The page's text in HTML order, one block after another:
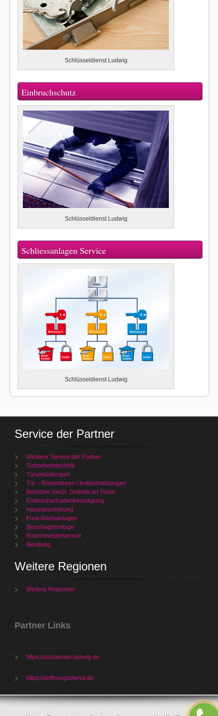
Schlüsseldienst Ludwig
Einbruchschutz
Schlüsseldienst Ludwig
Schliessanlagen Service
Schlüsseldienst Ludwig
Service der Partner
Weiterer Service der Partner
Sicherheitstechnik
Türumrüstungen
Tür – Reparaturen / Instandsetzungen
Beheben mech. Defekte an Türen
Einbruchschadenbeseitigung
Hausabsicherung
Funk Alarmanlagen
Beschlagmontage
Rauchmelderservcie
Beratung
Weitere Regionen
Weitere Regionen
Partner Links
https://schluessel-ludwig.de
https://oeffnungsdienst.de